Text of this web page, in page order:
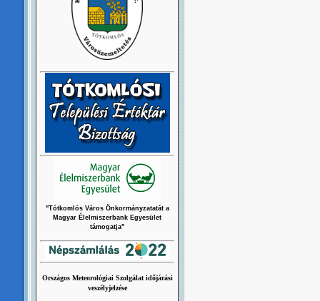
"Tótkomlós Város Önkormányzatatát a
Magyar Élelmiszerbank Egyesület
támogatja"
Országos Meteorológiai Szolgálat időjárási
veszélyjelzése